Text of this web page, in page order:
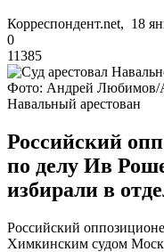
Корреспондент.net, 18
0
11385
Фото: Андрей
Навальный арестован
Российский
по делу Ив
избирали в
Российский
Химкинским судом